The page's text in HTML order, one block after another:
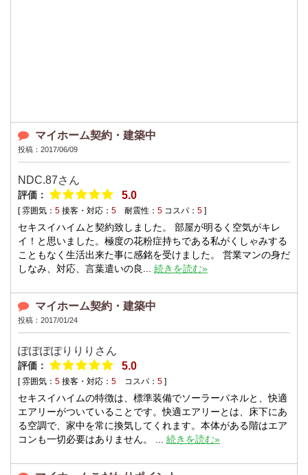
マイホーム契約・建築中
投稿：2017/06/09
NDC.87さん
評価： 5.0
[ 雰囲気： 5 接客・対応： 5 耐震性： 5 コスパ： 5 ]
セキスイハイムと契約致しました。 部屋が明るく空気がキレ
イ！と思いました。極度の花粉症持ちである私がくしゃみする
こともなく生活出来た事に感銘を受けました。 営業マンの身だ
しなみ、対応、言葉遣いの良... 続きを読む»
マイホーム契約・建築中
投稿：2017/01/24
ぽぽぽぽりりりさん
評価： 5.0
[ 雰囲気： 5 接客・対応： 5 コスパ： 5 ]
セキスイハイムの特徴は、標準装備でソーラーパネルと、快適
エアリーがついていることです。快適エアリーとは、床下にあ
る空調で、家中を常に換気してくれます。本体がある階はエア
コンも一切必要はありません。 ... 続きを読む»